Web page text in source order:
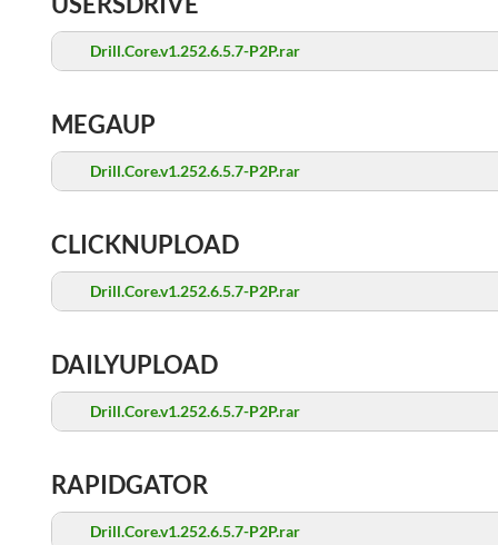
Drill.Core.v1.252.6.5.7-P2P.rar
MEGAUP
Drill.Core.v1.252.6.5.7-P2P.rar
CLICKNUPLOAD
Drill.Core.v1.252.6.5.7-P2P.rar
DAILYUPLOAD
Drill.Core.v1.252.6.5.7-P2P.rar
RAPIDGATOR
Drill.Core.v1.252.6.5.7-P2P.rar